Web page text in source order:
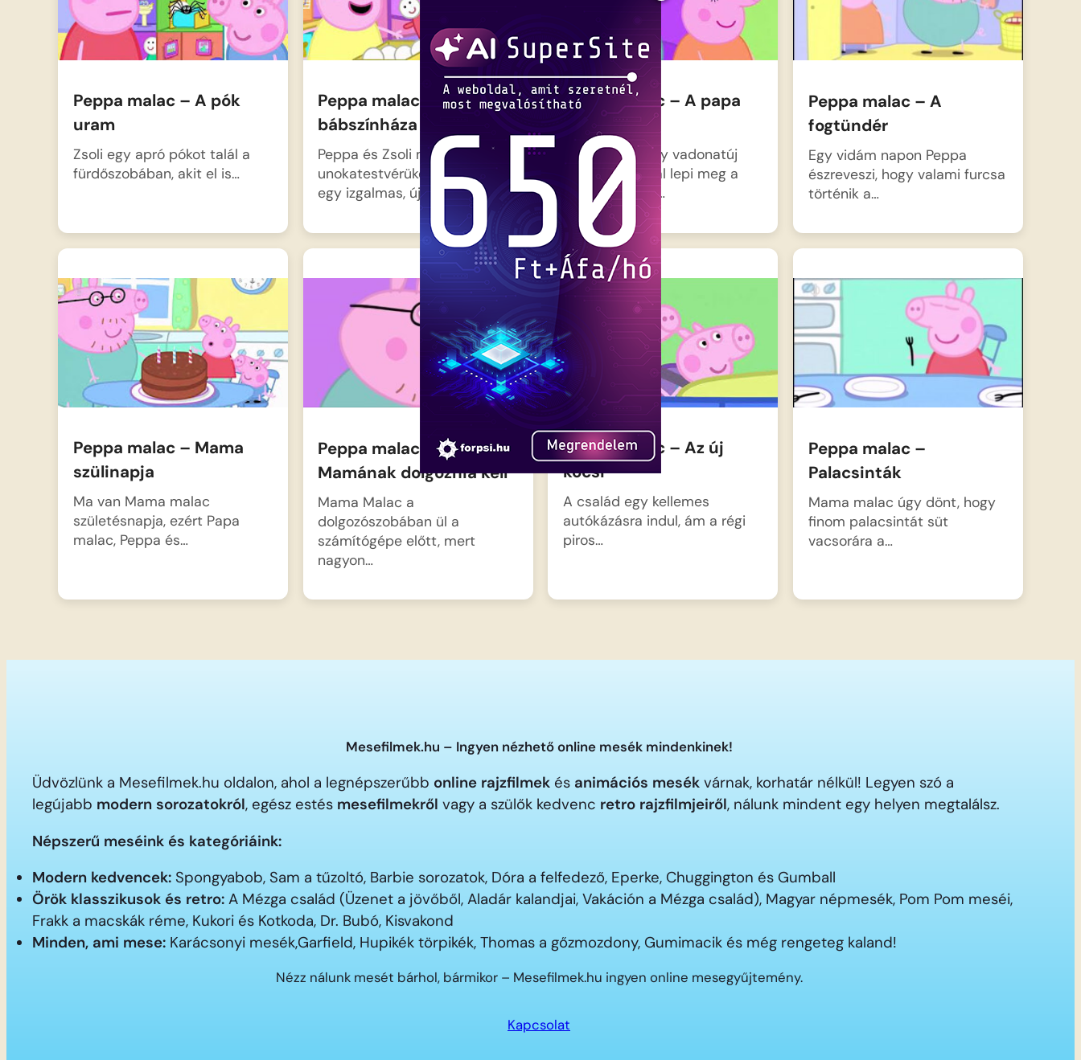
Peppa malac – A pók
uram
Zsoli egy apró pókot talál a
fürdőszobában, akit el is…
Peppa malac – Kloé
bábszínháza
Peppa és Zsoli meglátogatják
unokatestvérüket, Kloét, aki
egy izgalmas, új…
Peppa malac – A papa
Papa malac egy vadonatúj
videokamerával lepi meg a
családot, amit…
Peppa malac – A
fogtündér
Egy vidám napon Peppa
észreveszi, hogy valami furcsa
történik a…
Peppa malac – Mama
szülinapja
Ma van Mama malac
születésnapja, ezért Papa
malac, Peppa és…
Peppa malac –
Mamának dolgoznia kell
Mama Malac a
dolgozószobában ül a
számítógépe előtt, mert
nagyon…
Peppa malac – Az új
kocsi
A család egy kellemes
autókázásra indul, ám a régi
piros…
Peppa malac –
Palacsinták
Mama malac úgy dönt, hogy
finom palacsintát süt
vacsorára a…
Mesefilmek.hu – Ingyen nézhető online mesék mindenkinek!
Üdvözlünk a Mesefilmek.hu oldalon, ahol a legnépszerűbb online rajzfilmek és animációs mesék várnak, korhatár nélkül! Legyen szó a
legújabb modern sorozatokról, egész estés mesefilmekről vagy a szülők kedvenc retro rajzfilmjeiről, nálunk mindent egy helyen megtalálsz.
Népszerű meséink és kategóriáink:
Modern kedvencek: Spongyabob, Sam a tűzoltó, Barbie sorozatok, Dóra a felfedező, Eperke, Chuggington és Gumball
Örök klasszikusok és retro: A Mézga család (Üzenet a jövőből, Aladár kalandjai, Vakáción a Mézga család), Magyar népmesék, Pom Pom meséi,
Frakk a macskák réme, Kukori és Kotkoda, Dr. Bubó, Kisvakond
Minden, ami mese: Karácsonyi mesék,Garfield, Hupikék törpikék, Thomas a gőzmozdony, Gumimacik és még rengeteg kaland!
Nézz nálunk mesét bárhol, bármikor – Mesefilmek.hu ingyen online mesegyűjtemény.
Kapcsolat